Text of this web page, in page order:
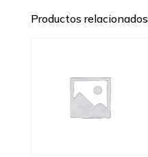
Productos relacionados